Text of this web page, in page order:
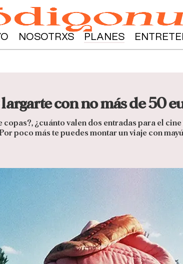
NOSOTRXS PLANES
con no más de 50
copas?, ¿cuánto valen dos entradas para el
poco más te puedes montar un viaje con